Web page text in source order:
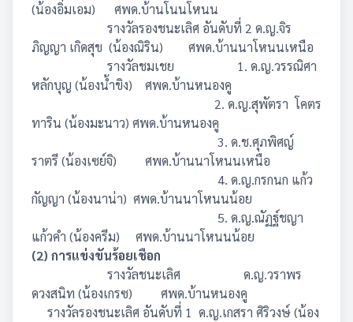
(น้องอิ่มเอม) ศพด.บ้านโนนโหนน
รางวัลรองชนะเลิศ อันดับที่ 2 ด.ญ.จิร
ภิญญา เกิดสุข (น้องณิริน) ศพด.บ้านนาโหนนเหนือ
รางวัลชมเชย 1. ด.ญ.วรรณิศา
หลักบุญ (น้องน้ำขิง) ศพด.บ้านหนองคู
2. ด.ญ.สุพัตรา โคตร
ทาริน (น้องมะนาว) ศพด.บ้านหนองคู
3. ด.ช.ศุภพิศญ์
ราตรี (น้องเซย์จิ) ศพด.บ้านนาโหนนเหนือ
4. ด.ญ.กรกนก แก้ว
กัญญา (น้องนาน่า) ศพด.บ้านนาโหนนน้อย
5. ด.ญ.ณัฏฐ์ชญา
แก้วคำ (น้องครีม) ศพด.บ้านนาโหนนน้อย
(2) การแข่งขันร้อยเชือก
รางวัลชนะเลิศ ด.ญ.วราพร
ดวงสนิท (น้องเกรซ) ศพด.บ้านหนองคู
รางวัลรองชนะเลิศ อันดับที่ 1 ด.ญ.เกสรา ศิริวงษ์ (น้อง